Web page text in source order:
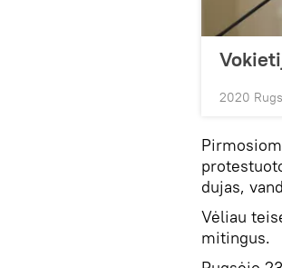
2020
dujas,
Vėliau
mitingus.